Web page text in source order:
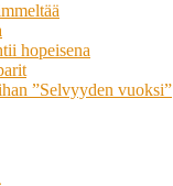
hopeisena
”Selvyyden vuoksi”